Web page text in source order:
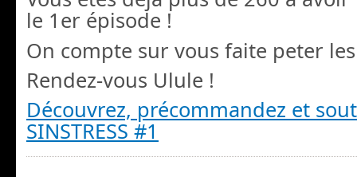
le 1er épisode !
On compte sur vous faite peter
Rendez-vous Ulule !
Découvrez, précommandez et
SINSTRESS #1